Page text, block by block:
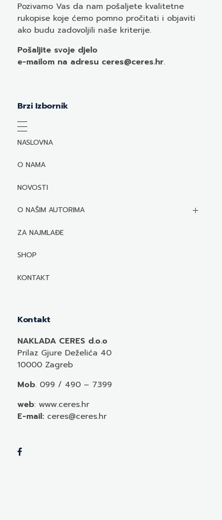
Pozivamo Vas da nam pošaljete kvalitetne
rukopise koje ćemo pomno pročitati i objaviti
ako budu zadovoljili naše kriterije.
Pošaljite svoje djelo
e-mailom na adresu ceres@ceres.hr.
Brzi Izbornik
NASLOVNA
O NAMA
NOVOSTI
O NAŠIM AUTORIMA
Biografije autora
Mediji o autorima i njihovim naslovima
ZA NAJMLAĐE
SHOP
KONTAKT
Kontakt
NAKLADA CERES d.o.o
Prilaz Gjure Deželića 40
10000 Zagreb
Mob. 099 / 490 – 7399
web: www.ceres.hr
E-mail: ceres@ceres.hr